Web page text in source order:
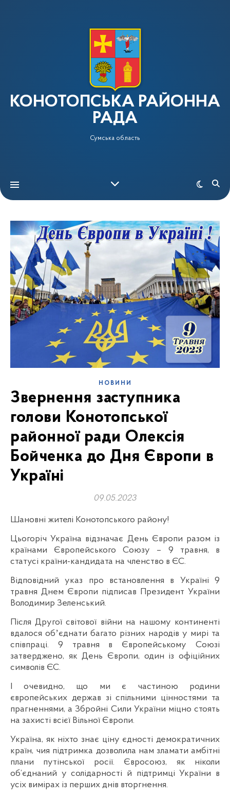
КОНОТОПСЬКА РАЙОННА
РАДА
Сумська область
НОВИНИ
Звернення заступника
голови Конотопської
районної ради Олексія
Бойченка до Дня Європи в
Україні
09.05.2023
Шановні жителі Конотопського району!
Цьогоріч Україна відзначає День Європи разом із
країнами Європейського Союзу – 9 травня, в
статусі країни-кандидата на членство в ЄС.
Відповідний указ про встановлення в Україні 9
травня Днем Європи підписав Президент України
Володимир Зеленський.
Після Другої світової війни на нашому континенті
вдалося обʼєднати багато різних народів у мирі та
співпраці. 9 травня в Європейському Союзі
затверджено, як День Європи, один із офіційних
символів ЄС.
І очевидно, що ми є частиною родини
європейських держав зі спільними цінностями та
прагненнями, а Збройні Сили України міцно стоять
на захисті всієї Вільної Європи.
Україна, як ніхто знає ціну єдності демократичних
країн, чия підтримка дозволила нам зламати амбітні
плани путінської росії. Євросоюз, як ніколи
об’єднаний у солідарності й підтримці України в
усіх вимірах із перших днів вторгнення.